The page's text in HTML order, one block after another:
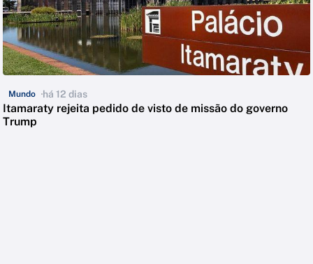
Mundo há 12 dias
Itamaraty rejeita pedido de visto de missão do governo
Trump